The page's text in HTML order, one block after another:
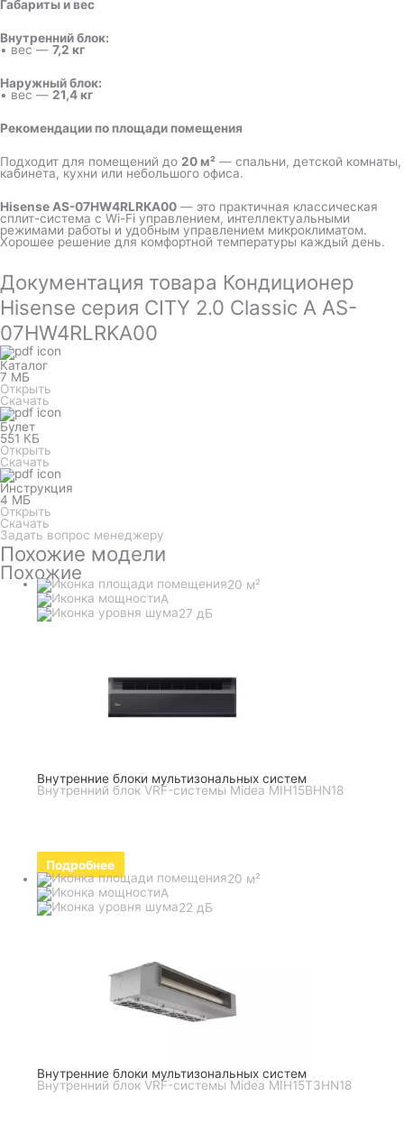
Габариты и вес
Внутренний блок:
• вес — 7,2 кг
Наружный блок:
• вес — 21,4 кг
Рекомендации по площади помещения
Подходит для помещений до 20 м² — спальни, детской комнаты,
кабинета, кухни или небольшого офиса.
Hisense AS-07HW4RLRKA00 — это практичная классическая
сплит-система с Wi-Fi управлением, интеллектуальными
режимами работы и удобным управлением микроклиматом.
Хорошее решение для комфортной температуры каждый день.
Документация товара Кондиционер
Hisense серия CITY 2.0 Classic A AS-
07HW4RLRKA00
Каталог
7 МБ
Открыть
Скачать
Булет
551 КБ
Открыть
Скачать
Инструкция
4 МБ
Открыть
Скачать
Задать вопрос менеджеру
Похожие модели
Похожие
20 м²
A
27 дБ
Внутренние блоки мультизональных систем
Внутренний блок VRF-системы Midea MIH15BHN18
Подробнее
20 м²
A
22 дБ
Внутренние блоки мультизональных систем
Внутренний блок VRF-системы Midea MIH15T3HN18